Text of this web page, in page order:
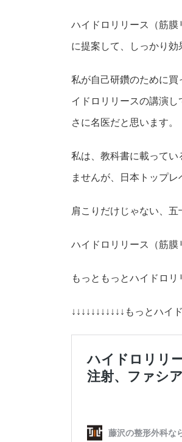
ハイドロリリース（筋
に提案して、しっかり効
私が自己研鑽のために
イドロリリースの講演
さに名医だと思います。
私は、教科書に載って
ませんが、日本トップ
肩こりだけじゃない、
ハイドロリリース（筋膜
もっともっとハイドロ
↓↓↓↓↓↓↓↓↓↓↓もっとハイ